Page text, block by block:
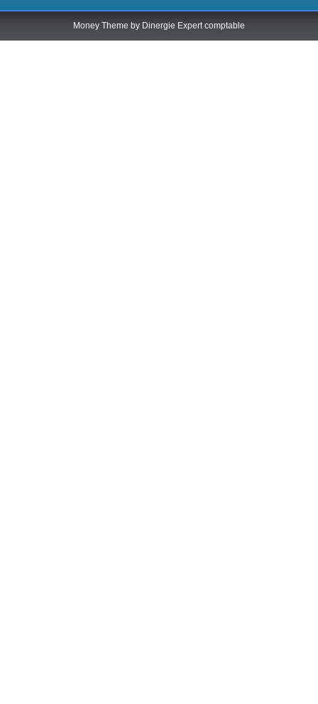
Money Theme by Dinergie Expert comptable